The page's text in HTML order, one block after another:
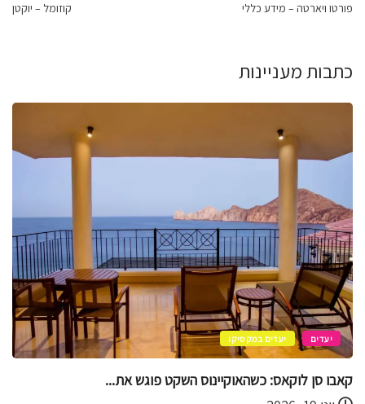
פורטו ויארטה – מידע כללי קוזומל – יוקטן
כתבות מעניינות
יעדים קוזומל
קוזומל בסטנדרט זהב – חוויות VIP מעל...
יוני 11, 2026